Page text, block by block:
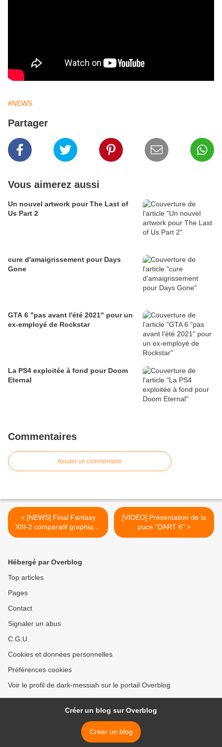
#NEWS
Partager
Vous aimerez aussi
Un nouvel artwork pour The Last of
Us Part 2
cure d'amaigrissement pour Days
Gone
GTA 6 "pas avant l'été 2021" pour un
ex-employé de Rockstar
La PS4 exploitée à fond pour Doom
Eternal
Commentaires
Ajouter un commentaire
< [NEWS] Final Fantasy
XIII-2 comparatif graphique
Xbox 360 VS PS3
[VIDEO] Présentation de la
puce "DART 6" >
Hébergé par Overblog
Top articles
Pages
Contact
Signaler un abus
C.G.U.
Cookies et données personnelles
Préférences cookies
Voir le profil de dark-messiah sur le portail Overblog
Créer un blog sur Overblog
Créer un blog